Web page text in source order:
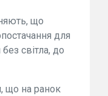
що
для
світла, до
що на ранок